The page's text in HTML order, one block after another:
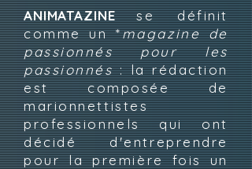
ANIMATAZINEse définit
comme un *magazine de
passionnés pour les
passionnés: la rédaction
est composée de
marionnettistes
professionnels qui ont
décidé d'entreprendre
pour la première fois un